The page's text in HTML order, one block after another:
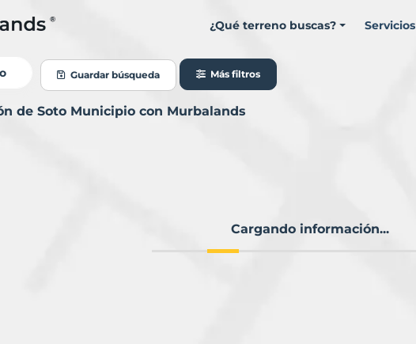
¿Qué terreno buscas? Servicios
Guardar búsqueda Más filtros
de Soto Municipio con Murbalands
Cargando información...